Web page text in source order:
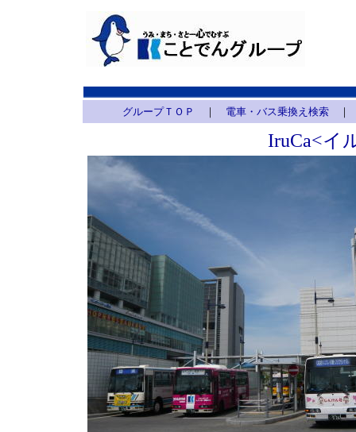
グループＴＯＰ ｜ 電車・バス乗換え検索｜
IruCa<イ